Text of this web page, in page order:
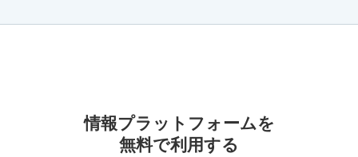
情報プラットフォームを
無料で利用する